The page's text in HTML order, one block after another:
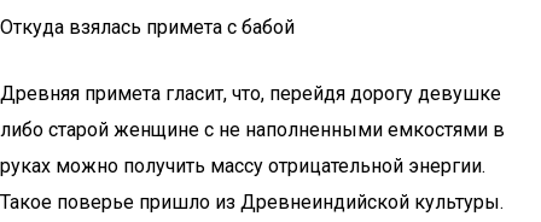
Откуда взялась примета с бабой
Древняя примета гласит, что, перейдя дорогу девушке
либо старой женщине с не наполненными емкостями в
руках можно получить массу отрицательной энергии.
Такое поверье пришло из Древнеиндийской культуры.